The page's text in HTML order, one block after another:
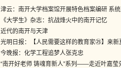
津云：南开大学档案馆开展特色档案编研 系
《大学生》杂志：抗战烽火中的南开记忆
近代的南开与天津
光明日报：【人民需要这样的教育家㉕】来
今晚报：化学工程追梦人张克忠
“南开好老师 铸魂育新人”系列——走近叶嘉莹